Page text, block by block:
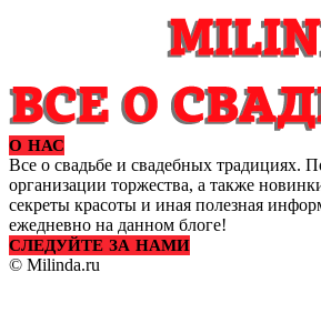
О НАС
Все о свадьбе и свадебных традициях.
организации торжества, а также
секреты красоты и иная полезная
ежедневно на данном блоге!
СЛЕДУЙТЕ ЗА НАМИ
© Milinda.ru